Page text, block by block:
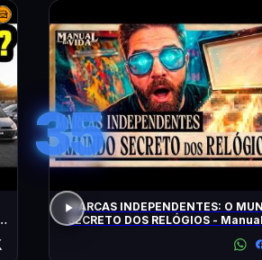
35
MARCAS INDEPENDENTES: O
SECRETO DOS RELÓGIOS -